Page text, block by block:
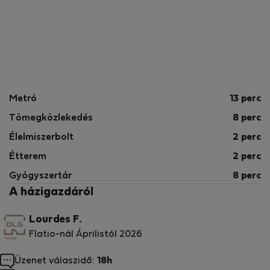
Minimális tartózkodási idő: 21 éjszaka
🧾 Regisztrációs adatok
Spanyolország – Országos regisztrációs szám
Valencia – Regionális regisztrációs szám
Metró 13 perc
Tömegközlekedés 8 perc
Élelmiszerbolt 2 perc
Étterem 2 perc
Gyógyszertár 8 perc
A házigazdáról
Lourdes F.
Flatio-nál Áprilistól 2026
Üzenet válaszidő: 18h